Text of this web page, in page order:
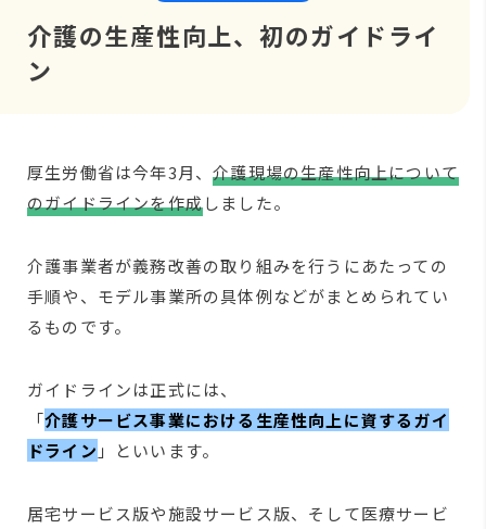
介護の生産性向上、初のガイドライ
ン
厚生労働省は今年3月、介護現場の生産性向上について
のガイドラインを作成しました。
介護事業者が義務改善の取り組みを行うにあたっての
手順や、モデル事業所の具体例などがまとめられてい
るものです。
ガイドラインは正式には、
「介護サービス事業における生産性向上に資するガイ
ドライン 」といいます。
居宅サービス版や施設サービス版、そして医療サービ